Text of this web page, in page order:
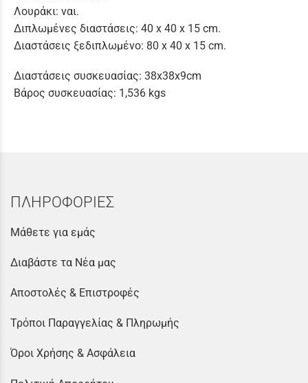
Λουράκι: ναι.
Διπλωμένες διαστάσεις: 40 x 40 x 15 cm.
Διαστάσεις ξεδιπλωμένο: 80 x 40 x 15 cm.
Διαστάσεις συσκευασίας: 38x38x9cm
Βάρος συσκευασίας: 1,536 kgs
ΠΛΗΡΟΦΟΡΙΕΣ
Μάθετε για εμάς
Διαβάστε τα Νέα μας
Αποστολές & Επιστροφές
Τρόποι Παραγγελίας & Πληρωμής
Όροι Χρήσης & Ασφάλεια